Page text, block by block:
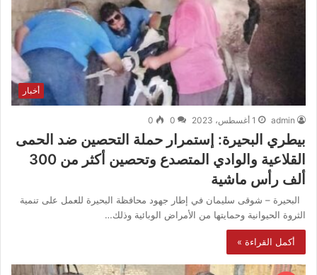
أخبار
admin 1 أغسطس، 2023 0
0
بيطري البحيرة: إستمرار حملة التحصين ضد الحمى
القلاعية والوادي المتصدع وتحصين أكثر من 300
ألف رأس ماشية
البحيرة – شوقى سليمان في إطار جهود محافظة البحيرة للعمل على تنمية
الثروة الحيوانية وحمايتها من الأمراض الوبائية وذلك…
أكمل القراءة »